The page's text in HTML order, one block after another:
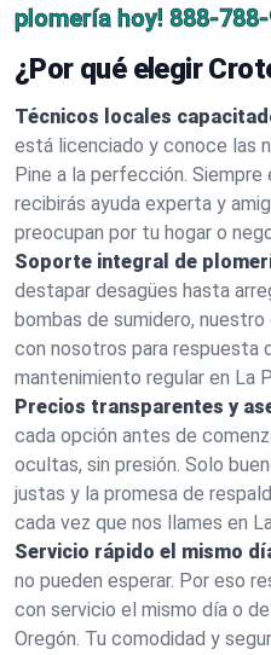
plomería hoy! 888-
¿Por qué elegir
Técnicos locales
está licenciado y conoce las
Pine a la perfección.
recibirás ayuda experta y
preocupan por tu hogar o
Soporte integral de
destapar desagües hasta
bombas de sumidero,
con nosotros para respuesta
mantenimiento regular en La
Precios transparentes y
cada opción antes de
ocultas, sin presión. Solo
justas y la promesa de
cada vez que nos llames en
Servicio rápido el mismo
no pueden esperar. Por eso
con servicio el mismo día o
Oregón. Tu comodidad y